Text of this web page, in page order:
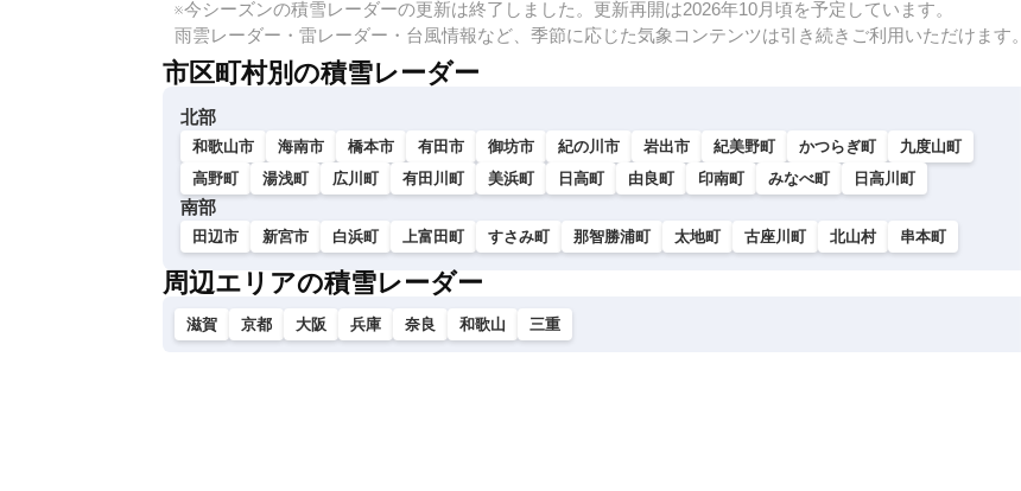
※今シーズンの積雪レーダーの更新は終了しました。更新再開は2026年10月頃を予定しています。
雨雲レーダー・雷レーダー・台風情報など、季節に応じた気象コンテンツは引き続きご利用いただけます。
市区町村別の積雪レーダー
北部
和歌山市 海南市 橋本市 有田市 御坊市 紀の川市 岩出市 紀美野町 かつらぎ町
九度山町
高野町
湯浅町 広川町 有田川町 美浜町 日高町 由良町 印南町 みなべ町 日高川町
南部
田辺市 新宮市 白浜町 上富田町 すさみ町 那智勝浦町 太地町 古座川町 北山村 串本町
周辺エリアの積雪レーダー
滋賀 京都 大阪 兵庫 奈良 和歌山 三重